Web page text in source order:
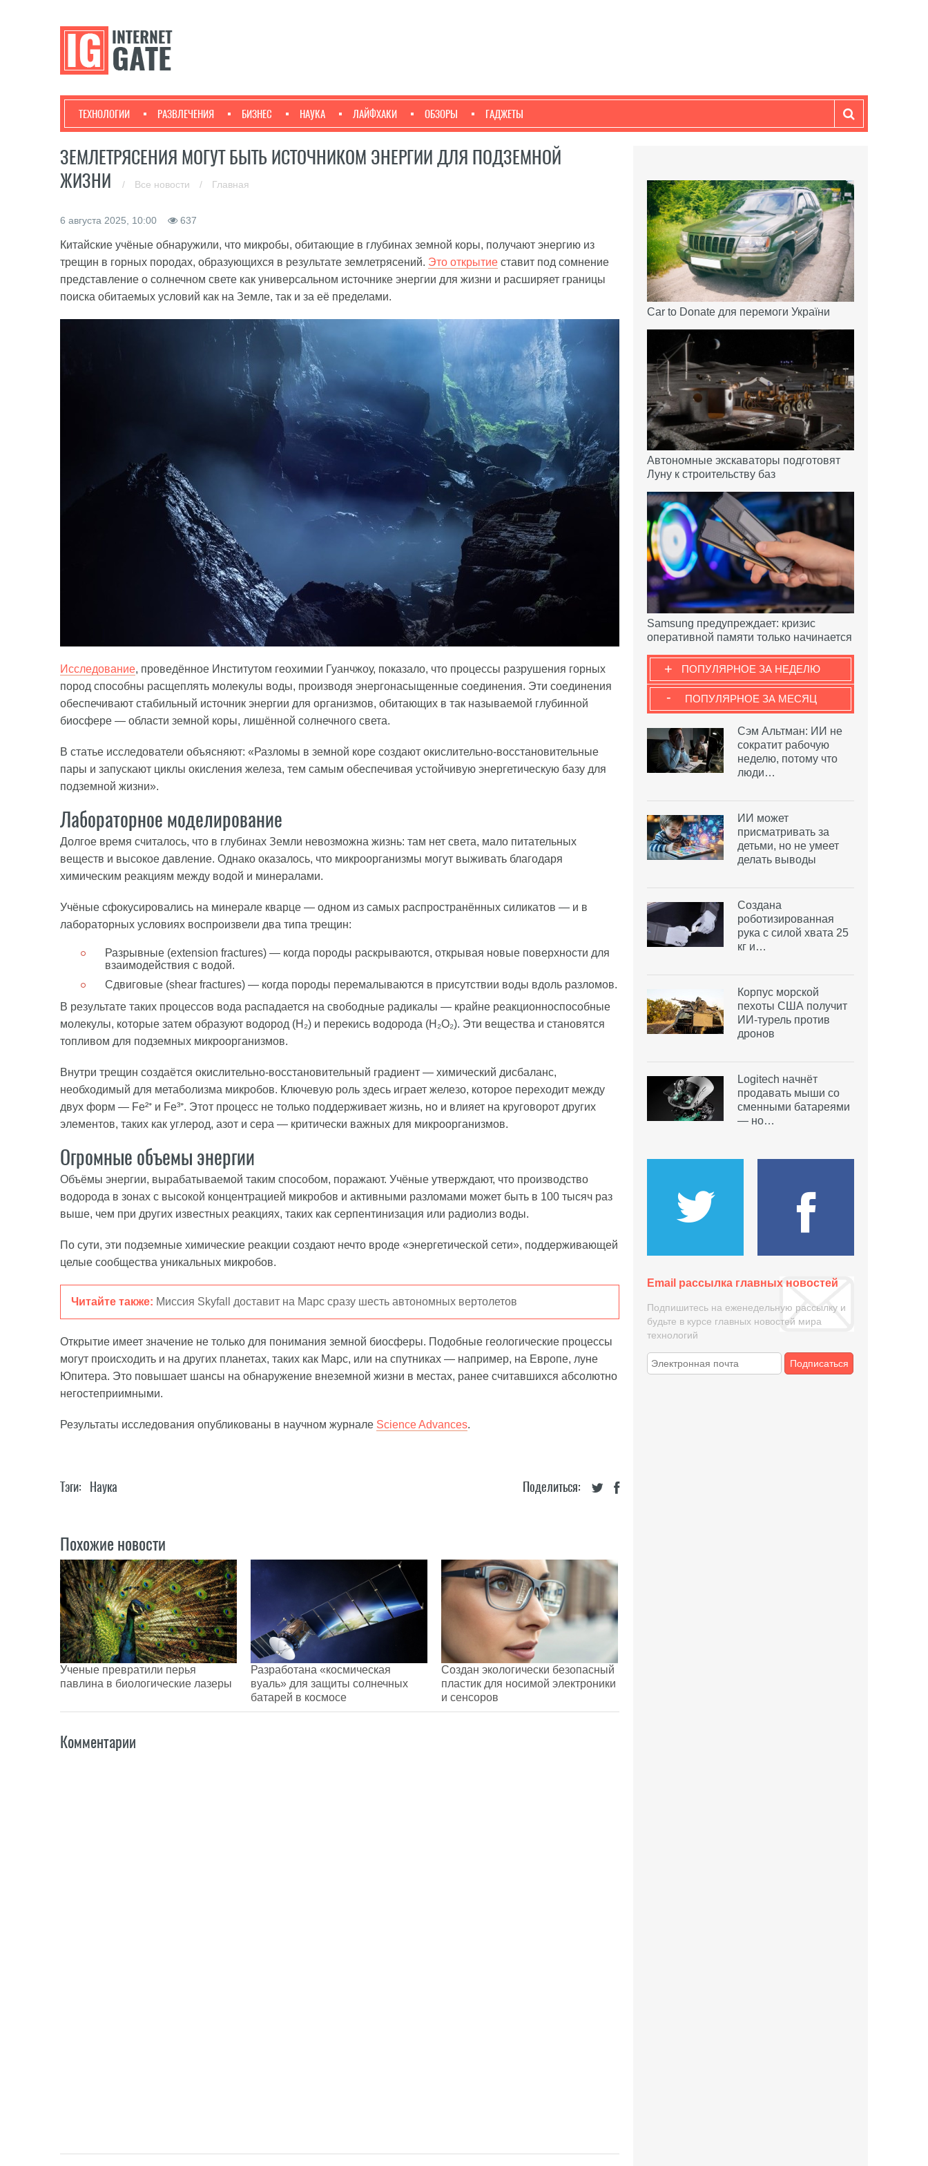
ТЕХНОЛОГИИ РАЗВЛЕЧЕНИЯ БИЗНЕС НАУКА ЛАЙФХАКИ ОБЗОРЫ ГАДЖЕТЫ
ЗЕМЛЕТРЯСЕНИЯ МОГУТ БЫТЬ ИСТОЧНИКОМ ЭНЕРГИИ ДЛЯ ПОДЗЕМНОЙ
ЖИЗНИ
/ Все новости / Главная
6 августа 2025, 10:00 637
Китайские учёные обнаружили, что микробы, обитающие в глубинах земной коры, получают энергию из
трещин в горных породах, образующихся в результате землетрясений. Это открытие ставит под сомнение
представление о солнечном свете как универсальном источнике энергии для жизни и расширяет границы
поиска обитаемых условий как на Земле, так и за её пределами.
Исследование, проведённое Институтом геохимии Гуанчжоу, показало, что процессы разрушения горных
пород способны расщеплять молекулы воды, производя энергонасыщенные соединения. Эти соединения
обеспечивают стабильный источник энергии для организмов, обитающих в так называемой глубинной
биосфере — области земной коры, лишённой солнечного света.
В статье исследователи объясняют: «Разломы в земной коре создают окислительно-восстановительные
пары и запускают циклы окисления железа, тем самым обеспечивая устойчивую энергетическую базу для
подземной жизни».
Лабораторное моделирование
Долгое время считалось, что в глубинах Земли невозможна жизнь: там нет света, мало питательных
веществ и высокое давление. Однако оказалось, что микроорганизмы могут выживать благодаря
химическим реакциям между водой и минералами.
Учёные сфокусировались на минерале кварце — одном из самых распространённых силикатов — и в
лабораторных условиях воспроизвели два типа трещин:
Разрывные (extension fractures) — когда породы раскрываются, открывая новые поверхности для
взаимодействия с водой.
Сдвиговые (shear fractures) — когда породы перемалываются в присутствии воды вдоль разломов.
В результате таких процессов вода распадается на свободные радикалы — крайне реакционноспособные
молекулы, которые затем образуют водород (H₂) и перекись водорода (H₂O₂). Эти вещества и становятся
топливом для подземных микроорганизмов.
Внутри трещин создаётся окислительно-восстановительный градиент — химический дисбаланс,
необходимый для метаболизма микробов. Ключевую роль здесь играет железо, которое переходит между
двух форм — Fe²⁺ и Fe³⁺. Этот процесс не только поддерживает жизнь, но и влияет на круговорот других
элементов, таких как углерод, азот и сера — критически важных для микроорганизмов.
Огромные объемы энергии
Объёмы энергии, вырабатываемой таким способом, поражают. Учёные утверждают, что производство
водорода в зонах с высокой концентрацией микробов и активными разломами может быть в 100 тысяч раз
выше, чем при других известных реакциях, таких как серпентинизация или радиолиз воды.
По сути, эти подземные химические реакции создают нечто вроде «энергетической сети», поддерживающей
целые сообщества уникальных микробов.
Читайте также: Миссия Skyfall доставит на Марс сразу шесть автономных вертолетов
Открытие имеет значение не только для понимания земной биосферы. Подобные геологические процессы
могут происходить и на других планетах, таких как Марс, или на спутниках — например, на Европе, луне
Юпитера. Это повышает шансы на обнаружение внеземной жизни в местах, ранее считавшихся абсолютно
негостеприимными.
Результаты исследования опубликованы в научном журнале Science Advances.
Поделиться:
Тэги: Наука
Похожие новости
Ученые превратили перья
павлина в биологические лазеры
Разработана «космическая
вуаль» для защиты солнечных
батарей в космосе
Создан экологически безопасный
пластик для носимой электроники
и сенсоров
Комментарии
Car to Donate для перемоги України
Автономные экскаваторы подготовят
Луну к строительству баз
Samsung предупреждает: кризис
оперативной памяти только начинается
ПОПУЛЯРНОЕ ЗА НЕДЕЛЮ
+
ПОПУЛЯРНОЕ ЗА МЕСЯЦ
-
Сэм Альтман: ИИ не
сократит рабочую
неделю, потому что
люди…
ИИ может
присматривать за
детьми, но не умеет
делать выводы
Создана
роботизированная
рука с силой хвата 25
кг и…
Корпус морской
пехоты США получит
ИИ-турель против
дронов
Logitech начнёт
продавать мыши со
сменными батареями
— но…
Email рассылка главных новостей
Подпишитесь на еженедельную рассылку и
будьте в курсе главных новостей мира
технологий
Подписаться